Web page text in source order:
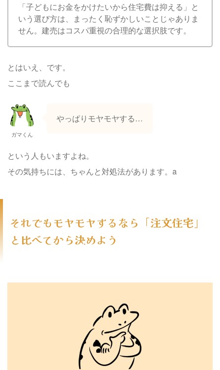
「子どもにお金をかけたいから住宅費は抑える」と
いう選び方は、まったく恥ずかしいことじゃありま
せん。建売はコスパ重視の合理的な選択肢です。
とはいえ、です。
ここまで読んでも
ガマくん
やっぱりモヤモヤする…
という人もいますよね。
その気持ちには、ちゃんと対処法があります。a
それでもモヤモヤするなら「注文住宅」
と比べてから決めよう